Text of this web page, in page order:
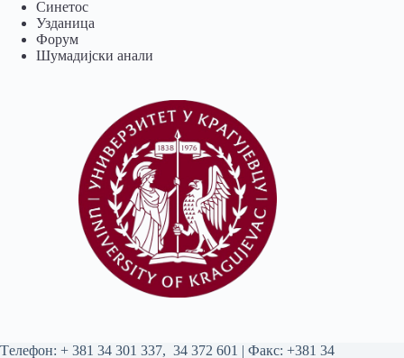
Синетос
Узданица
Форум
Шумадијски анали
Tелефон: + 381 34 301 337, 34 372 601 | Факс: +381 34